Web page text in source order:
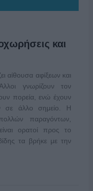
και
αίθουσα αφίξεων και
γνωρίζουν τον
πορεία, ενώ έχουν
σε άλλο σημείο. Η
παραγόντων,
ορατοί προς το
τα βρήκε με την